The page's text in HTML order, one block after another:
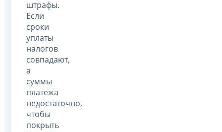
штрафы.
Если
сроки
уплаты
налогов
совпадают,
а
суммы
платежа
недостаточно,
чтобы
покрыть